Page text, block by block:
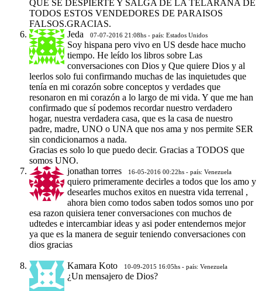
QUE SE DESPIERTE Y SALGA DE LA TELARANA DE
TODOS ESTOS VENDEDORES DE PARAISOS
FALSOS.GRACIAS.
Jeda
07-07-2016 21:08hs - país: Estados Unidos
Soy hispana pero vivo en US desde hace mucho
tiempo. He leído los libros sobre Las
conversaciones con Dios y Que quiere Dios y al
leerlos solo fui confirmando muchas de las inquietudes que
tenía en mi corazón sobre conceptos y verdades que
resonaron en mi corazón a lo largo de mi vida. Y que me han
confirmado que sí podemos recordar nuestro verdadero
hogar, nuestra verdadera casa, que es la casa de nuestro
padre, madre, UNO o UNA que nos ama y nos permite SER
sin condicionarnos a nada.
Gracias es solo lo que puedo decir. Gracias a TODOS que
somos UNO.
jonathan torres
16-05-2016 00:22hs - país: Venezuela
quiero primeramente decirles a todos que los amo y
desearles muchos exitos en nuestra vida terrenal ,
ahora bien como todos saben todos somos uno por
esa razon quisiera tener conversaciones con muchos de
udtedes e intercambiar ideas y asi poder entendernos mejor
ya que es la manera de seguir teniendo conversaciones con
dios gracias
Kamara Koto 10-09-2015 16:05hs - país: Venezuela
¿Un mensajero de Dios?